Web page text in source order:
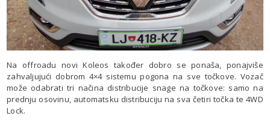
Na offroadu novi Koleos također dobro se ponaša, ponajviše
zahvaljujući dobrom 4×4 sistemu pogona na sve točkove. Vozač
može odabrati tri načina distribucije snage na točkove: samo na
prednju osovinu, automatsku distribuciju na sva četiri točka te 4WD
Lock.